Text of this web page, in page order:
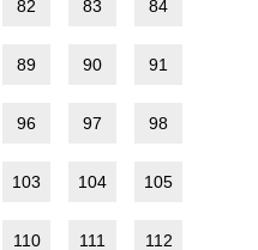
82 83 84
89 90 91
96 97 98
103 104 105
110 111 112